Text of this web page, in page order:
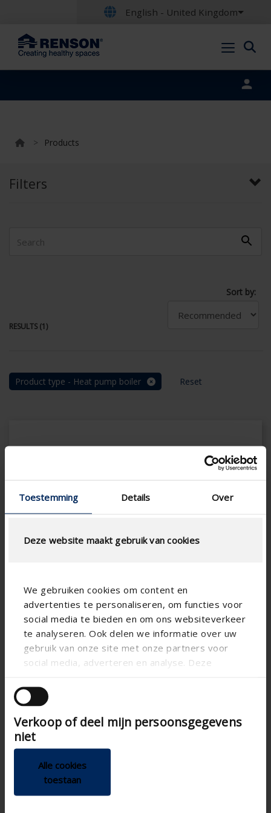
Toestemming Details Over
Deze website maakt gebruik van cookies
We gebruiken cookies om content en
advertenties te personaliseren, om functies voor
social media te bieden en om ons websiteverkeer
te analyseren. Ook delen we informatie over uw
gebruik van onze site met onze partners voor
social media, adverteren en analyse. Deze
andere informatie die u aan ze heeft verstrekt of
die ze hebben verzameld op basis van uw gebruik
van hun services.
Verkoop of deel mijn persoonsgegevens
niet
Alle cookies
toestaan
English - United Kingdom
> Products
Filters
RESULTS (1)
Sort by:
Product type - Heat pump boiler Reset
Heat pump boiler
Water-water heat pump boiler 200l
Natural refrigerant R290
Renson One connection
Near-silent operation
Ecodesign A+